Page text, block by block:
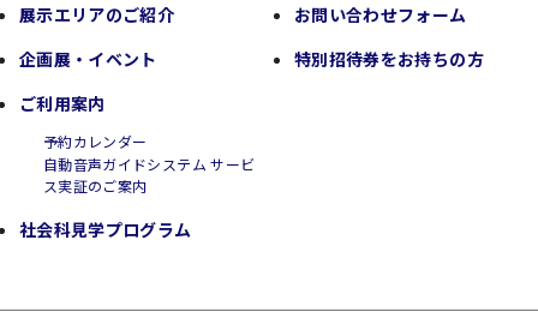
展示エリアのご紹介
企画展・イベント
ご利用案内
予約カレンダー
自動音声ガイドシステム サービ
ス実証のご案内
社会科見学プログラム
お問い合わせフォーム
特別招待券をお持ちの方